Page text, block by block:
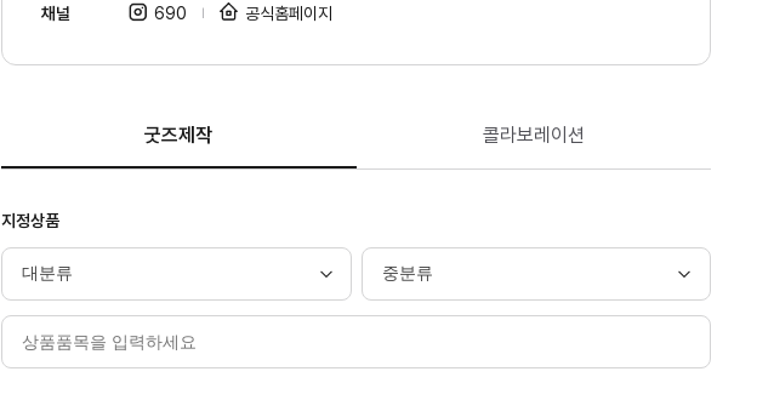
채널
690 공식홈페이지
굿즈제작 콜라보레이션
지정상품